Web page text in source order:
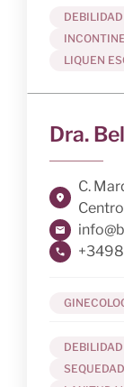
LIQUEN
Dra.
C.